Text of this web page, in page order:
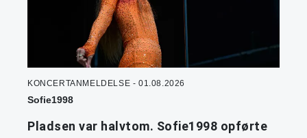
KONCERTANMELDELSE - 01.08.2026
Sofie1998
Pladsen var halvtom. Sofie1998 opførte